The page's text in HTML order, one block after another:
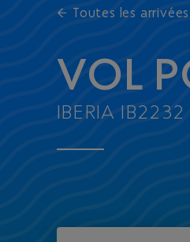
← Toutes les arrivées
VOL
IBERIA IB2232